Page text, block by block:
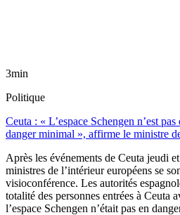
3min
Politique
Ceuta : « L’espace Schengen n’est
danger minimal », affirme le ministre
Après les événements de Ceuta jeudi
ministres de l’intérieur européens se
visioconférence. Les autorités
totalité des personnes entrées à Ceuta
l’espace Schengen n’était pas en